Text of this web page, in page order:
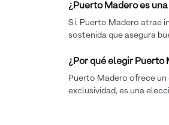
¿Puerto Madero es
Sí. Puerto Madero atrae
sostenida que asegura
¿Por qué elegir Puerto
Puerto Madero ofrece un
exclusividad, es una